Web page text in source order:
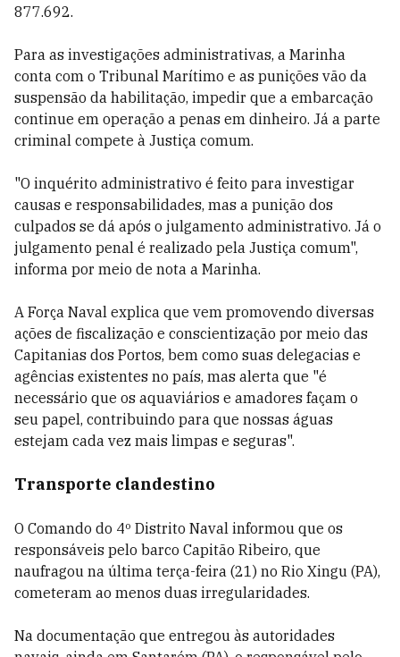
877.692.
Para as investigações administrativas, a Marinha
conta com o Tribunal Marítimo e as punições vão da
suspensão da habilitação, impedir que a embarcação
continue em operação a penas em dinheiro. Já a parte
criminal compete à Justiça comum.
"O inquérito administrativo é feito para investigar
causas e responsabilidades, mas a punição dos
culpados se dá após o julgamento administrativo. Já o
julgamento penal é realizado pela Justiça comum",
informa por meio de nota a Marinha.
A Força Naval explica que vem promovendo diversas
ações de fiscalização e conscientização por meio das
Capitanias dos Portos, bem como suas delegacias e
agências existentes no país, mas alerta que "é
necessário que os aquaviários e amadores façam o
seu papel, contribuindo para que nossas águas
estejam cada vez mais limpas e seguras".
Transporte clandestino
O Comando do 4º Distrito Naval informou que os
responsáveis pelo barco Capitão Ribeiro, que
naufragou na última terça-feira (21) no Rio Xingu (PA),
cometeram ao menos duas irregularidades.
Na documentação que entregou às autoridades